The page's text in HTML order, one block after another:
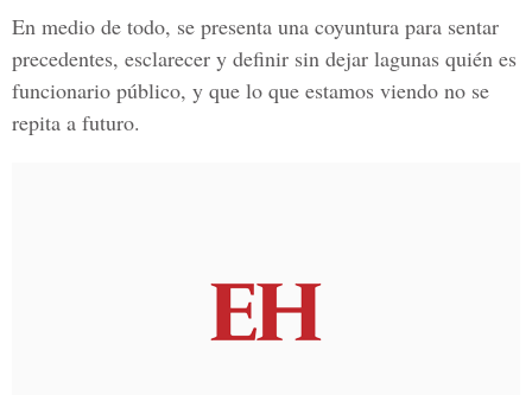
En medio de todo, se presenta una coyuntura para sentar
precedentes, esclarecer y definir sin dejar lagunas quién es
funcionario público, y que lo que estamos viendo no se
repita a futuro.